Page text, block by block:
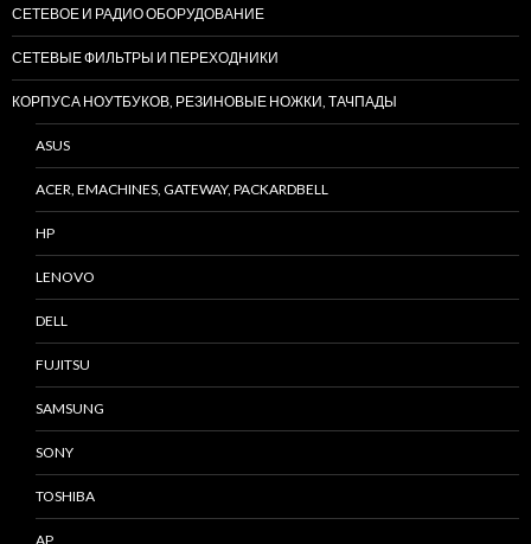
СЕТЕВОЕ И РАДИО ОБОРУДОВАНИЕ
СЕТЕВЫЕ ФИЛЬТРЫ И ПЕРЕХОДНИКИ
КОРПУСА НОУТБУКОВ, РЕЗИНОВЫЕ НОЖКИ, ТАЧПАДЫ
ASUS
ACER, EMACHINES, GATEWAY, PACKARDBELL
HP
LENOVO
DELL
FUJITSU
SAMSUNG
SONY
TOSHIBA
AP